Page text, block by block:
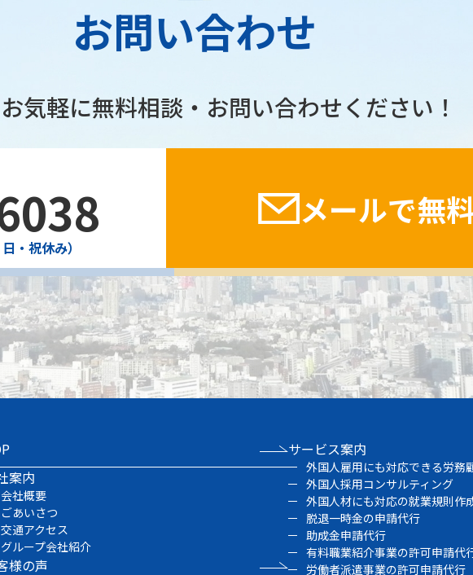
お問い合わせ
気軽に無料相談・ お問い合わせください！
・祝休み）
メールで無
案内
会社概要
ごあいさつ
交通アクセス
グループ会社紹介
様の声
サービス案内
外国人雇用にも対応できる労務
外国人採用コンサルティング
外国人材にも対応の就業規則作
脱退一時金の申請代行
助成金申請代行
有料職業紹介事業の許可申請代
労働者派遣事業の許可申請代行